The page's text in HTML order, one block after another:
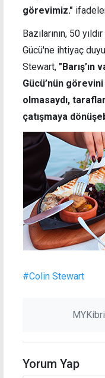
görevimiz."
Bazılarının, 50
Gücü'ne ihtiyaç
Stewart, "Barış’ın
Gücü’nün görevini
olmasaydı,
çatışmaya
#Colin Stewart
Yorum Yap